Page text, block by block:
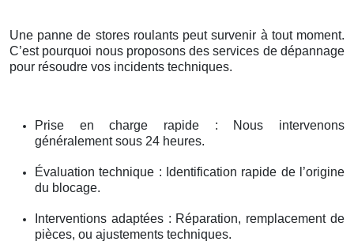
Une panne de stores roulants peut survenir à tout moment.
C’est pourquoi nous proposons des services de dépannage
pour résoudre vos incidents techniques.
Prise en charge rapide : Nous intervenons
généralement sous 24 heures.
Évaluation technique : Identification rapide de l’origine
du blocage.
Interventions adaptées : Réparation, remplacement de
pièces, ou ajustements techniques.